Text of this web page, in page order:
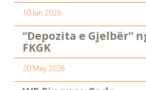
10 Jun 2026
“Depozita e Gjelbër”
FKGK
20 May 2026